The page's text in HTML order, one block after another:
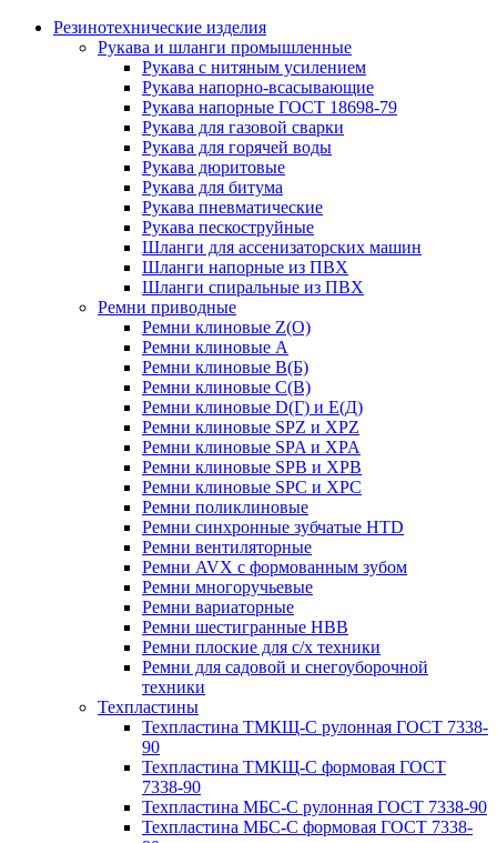
Резинотехнические изделия
Рукава и шланги промышленные
Рукава с нитяным усилением
Рукава напорно-всасывающие
Рукава напорные ГОСТ 18698-79
Рукава для газовой сварки
Рукава для горячей воды
Рукава дюритовые
Рукава для битума
Рукава пневматические
Рукава пескоструйные
Шланги для ассенизаторских машин
Шланги напорные из ПВХ
Шланги спиральные из ПВХ
Ремни приводные
Ремни клиновые Z(О)
Ремни клиновые А
Ремни клиновые В(Б)
Ремни клиновые С(В)
Ремни клиновые D(Г) и Е(Д)
Ремни клиновые SPZ и XPZ
Ремни клиновые SPA и XPA
Ремни клиновые SPB и XPB
Ремни клиновые SPC и XPC
Ремни поликлиновые
Ремни синхронные зубчатые HTD
Ремни вентиляторные
Ремни AVX с формованным зубом
Ремни многоручьевые
Ремни вариаторные
Ремни шестигранные HBB
Ремни плоские для с/х техники
Ремни для садовой и снегоуборочной
техники
Техпластины
Техпластина ТМКЩ-С рулонная ГОСТ 7338-
90
Техпластина ТМКЩ-С формовая ГОСТ
7338-90
Техпластина МБС-С рулонная ГОСТ 7338-90
Техпластина МБС-С формовая ГОСТ 7338-